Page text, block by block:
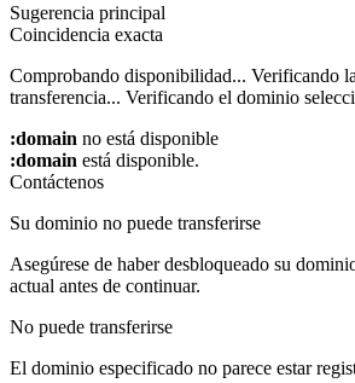
Sugerencia principal
Coincidencia exacta
Comprobando disponibilidad... Verificando
transferencia... Verificando el dominio
:domain no está disponible
:domain está disponible.
Contáctenos
Su dominio no puede transferirse
Asegúrese de haber desbloqueado su
actual antes de continuar.
No puede transferirse
El dominio especificado no parece estar